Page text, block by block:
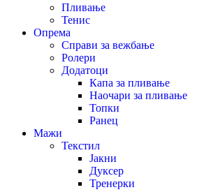
Пливање
Тенис
Опрема
Справи за вежбање
Ролери
Додатоци
Капа за пливање
Наочари за пливање
Топки
Ранец
Мажи
Текстил
Јакни
Дуксер
Тренерки